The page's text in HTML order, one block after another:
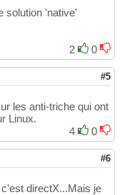
solution 'native'
2
0
#5
les anti-triche qui ont
Linux.
4
0
#6
directX...Mais je